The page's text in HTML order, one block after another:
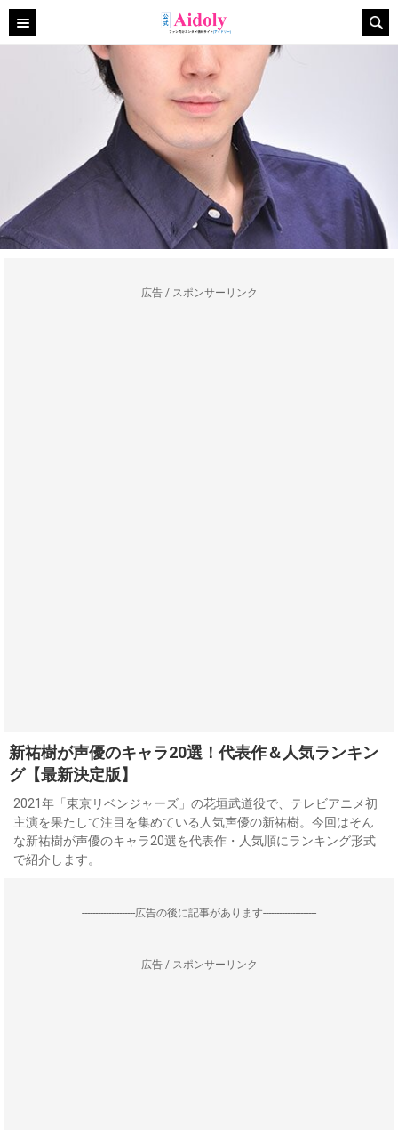
広告 / スポンサーリンク
新祐樹が声優のキャラ20選！代表作＆人気ランキン
グ【最新決定版】
2021年「東京リベンジャーズ」の花垣武道役で、テレビアニメ初
主演を果たして注目を集めている人気声優の新祐樹。今回はそん
な新祐樹が声優のキャラ20選を代表作・人気順にランキング形式
で紹介します。
--------------------広告の後に記事があります--------------------
広告 / スポンサーリンク